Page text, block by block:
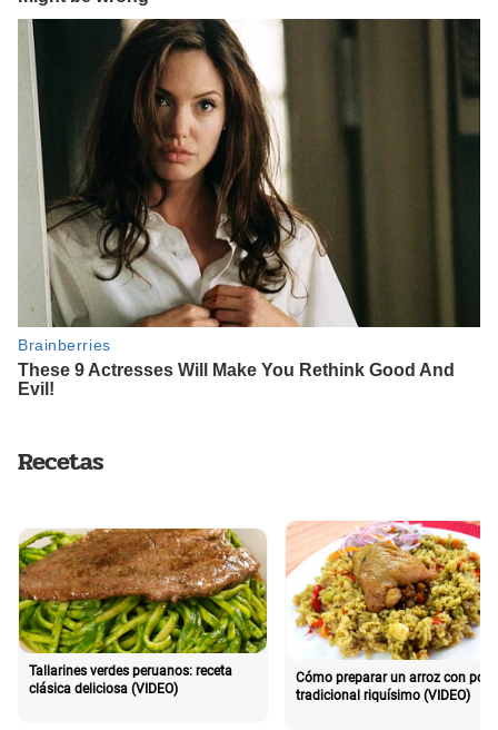
Recetas
Tallarines verdes peruanos: receta
clásica deliciosa (VIDEO)
Cómo preparar un arroz con pollo
tradicional riquísimo (VIDEO)